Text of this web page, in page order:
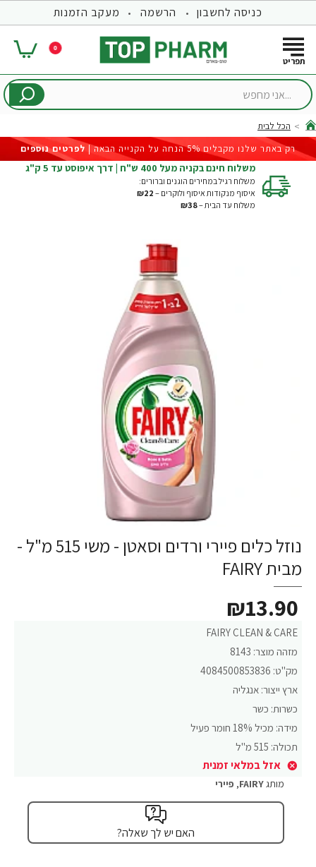
כניסה לחשבון הרשמה מעקב הזמנות
0
...אני
home
הכל לבית
רק באתר שלנו מקבלים 5% הנחה על הקנייה הבאה |
לפרטים נוספים
משלוח חינם בקניה מעל 400 ש"ח | דרך איפוסט עד 5 ק"ג
משלוח רגיל במחירים הוגנים וברורים:
איסוף מנקודות איסוף ולוקרים – ₪22
משלוח עד הבית –₪38
נוזל כלים פיירי ורדים וסאטן - משי 515 מ"ל -
מבית FAIRY
FAIRY CLEAN & CARE
מזהה מוצר: 8143
מק"ט: 4084500853836
ארץ ייצור: אנגליה
כשרות: כשר
מידה: מכיל 18% חומר פעיל
תכולה: 515 מ"ל
אזל במלאי זמנית
₪13.90
מותגFAIRY
, פיירי
האם יש לך שאלה?